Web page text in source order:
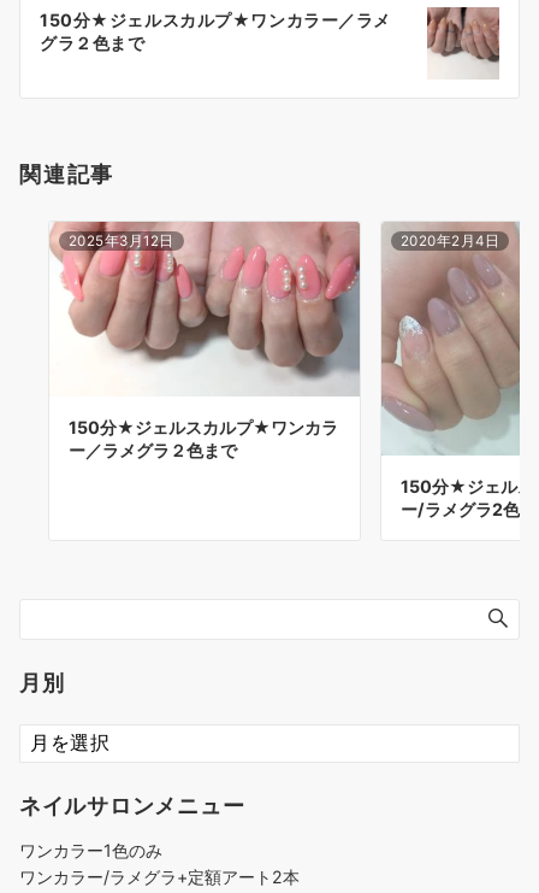
150分★ジェルスカルプ★ワンカラー／ラメ
グラ２色まで
関連記事
2025年3月12日
150分★ジェルスカルプ★ワンカラ
ー／ラメグラ２色まで
2020年2月4日
150分★ジェルス
ー/ラメグラ2色
月別
ネイルサロンメニュー
ワンカラー1色のみ
ワンカラー/ラメグラ+定額アート2本